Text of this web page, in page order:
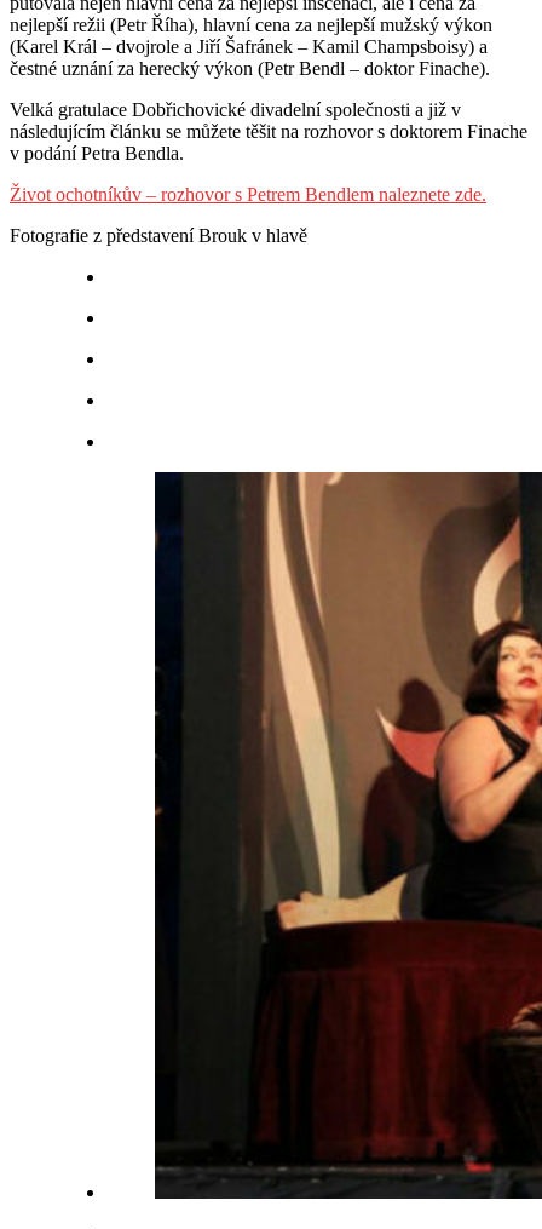
nejlepší režii (Petr Říha), hlavní cena za nejlepší mužský výkon
(Karel Král – dvojrole a Jiří Šafránek – Kamil Champsboisy) a
čestné uznání za herecký výkon (Petr Bendl – doktor Finache).
Velká gratulace Dobřichovické divadelní společnosti a již v
následujícím článku se můžete těšit na rozhovor s doktorem Finache
v podání Petra Bendla.
Život ochotníkův – rozhovor s Petrem Bendlem naleznete zde.
Fotografie z představení Brouk v hlavě